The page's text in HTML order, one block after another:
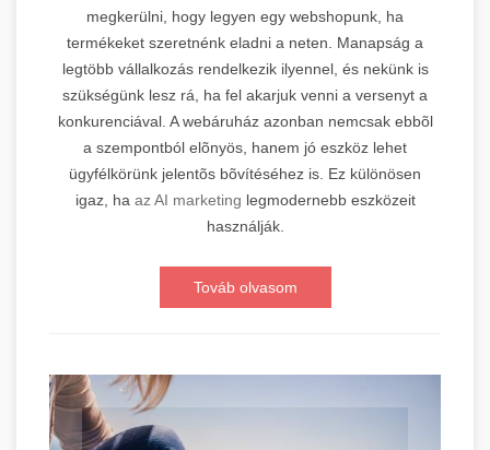
megkerülni, hogy legyen egy webshopunk, ha
termékeket szeretnénk eladni a neten. Manapság a
legtöbb vállalkozás rendelkezik ilyennel, és nekünk is
szükségünk lesz rá, ha fel akarjuk venni a versenyt a
konkurenciával. A webáruház azonban nemcsak ebbõl
a szempontból elõnyös, hanem jó eszköz lehet
ügyfélkörünk jelentõs bõvítéséhez is. Ez különösen
igaz, ha az AI marketing legmodernebb eszközeit
használják.
Továb olvasom